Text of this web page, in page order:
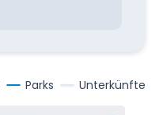
Parks Unterkünfte